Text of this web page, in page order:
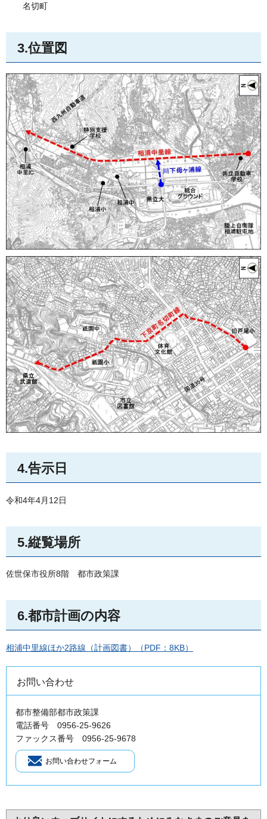
名切町
3.位置図
4.告示日
令和4年4月12日
5.縦覧場所
佐世保市役所8階 都市政策課
6.都市計画の内容
相浦中里線ほか2路線（計画図書）（PDF：8KB）
お問い合わせ
都市整備部都市政策課
電話番号 0956-25-9626
ファックス番号 0956-25-9678